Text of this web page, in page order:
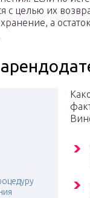
с целью их
хранение, а